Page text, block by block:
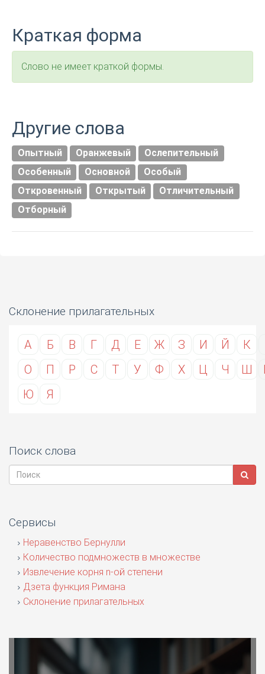
Краткая форма
Слово не имеет краткой формы.
Другие слова
Опытный Оранжевый
Ослепительный
Особенный
Основной
Особый
Откровенный
Открытый
Отличительный
Отборный
Склонение прилагательных
А Б В Г Д Е Ж З И Й К
О
П Р С Т У Ф Х Ц Ч Ш
Ю
Я
Поиск слова
Сервисы
Неравенство Бернулли
Количество подмножеств в множестве
Извлечение корня n-ой степени
Дзета функция Римана
Склонение прилагательных